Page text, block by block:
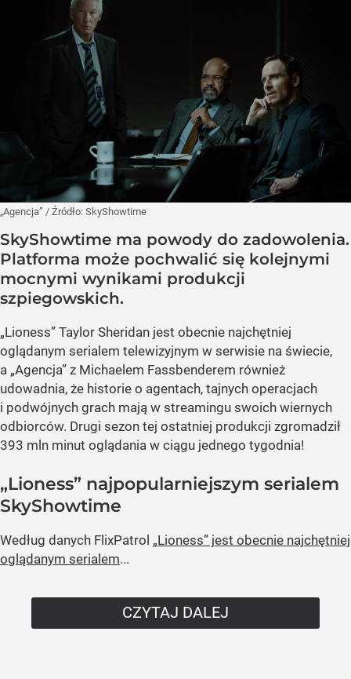
„Agencja” / Źródło: SkyShowtime
SkyShowtime ma powody do zadowolenia.
Platforma może pochwalić się kolejnymi
mocnymi wynikami produkcji
szpiegowskich.
„Lioness” Taylor Sheridan jest obecnie najchętniej
oglądanym serialem telewizyjnym w serwisie na świecie,
a „Agencja” z Michaelem Fassbenderem również
udowadnia, że historie o agentach, tajnych operacjach
i podwójnych grach mają w streamingu swoich wiernych
odbiorców. Drugi sezon tej ostatniej produkcji zgromadził
393 mln minut oglądania w ciągu jednego tygodnia!
„Lioness” najpopularniejszym serialem
SkyShowtime
Według danych FlixPatrol „Lioness” jest obecnie najchętniej
oglądanym serialem...
CZYTAJ DALEJ